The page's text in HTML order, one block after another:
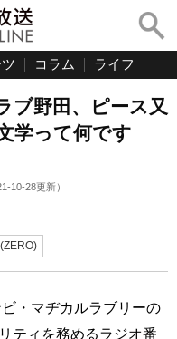
コラム ライフ
ブ野田、ピース又
学って何です
10-28更新）
・マヂカルラブリーの
ティを務めるラジオ番